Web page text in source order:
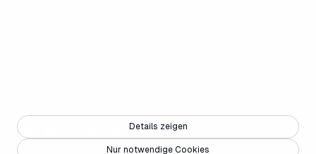
Nur notwendige Cookies
Details zeigen
Copyright © 2025 - Weisse Arena Gruppe